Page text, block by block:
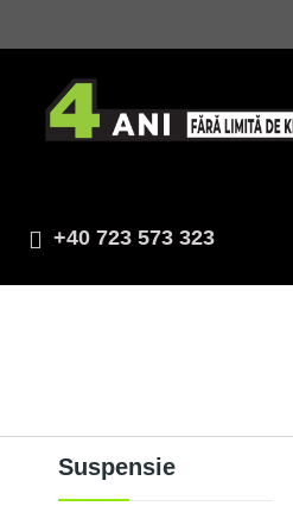
+40 723 573 323
Suspensie